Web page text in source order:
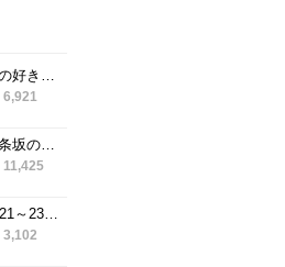
【夏の風物詩】やきもの好きよ、京都へ集え！清水焼の五条坂名物イベント「五条若宮陶器祭」
6,921
【京都夏の風物詩】五条坂の名物イベント『陶器まつり』が名称改め再始動「五条若宮陶器祭」
11,425
【京都イベント】10月21～23日開催☆京都最大級の大陶器市「清水焼の郷まつり」
3,102